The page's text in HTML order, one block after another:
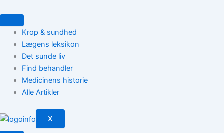
til
indholdetKrop & sundhed
Lægens leksikon
Det sunde liv
Find behandler
Medicinens historie
Alle Artikler
X